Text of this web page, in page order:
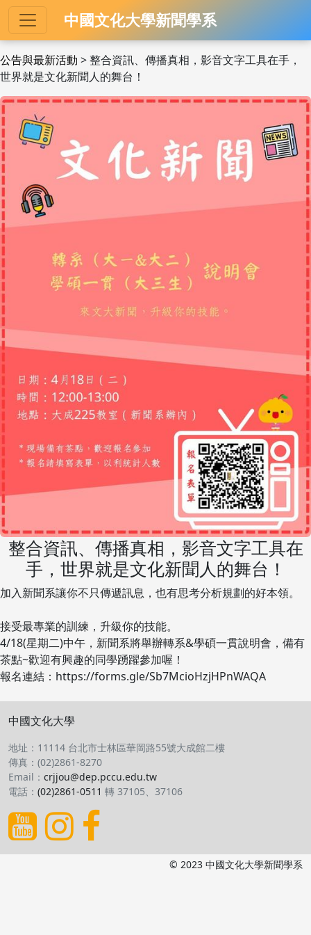
中國文化大學新聞學系
公告與最新活動 > 整合資訊、傳播真相，影音文字工具在手，
世界就是文化新聞人的舞台！
整合資訊、傳播真相，影音文字工具在
手，世界就是文化新聞人的舞台！
加入新聞系讓你不只傳遞訊息，也有思考分析規劃的好本領。
接受最專業的訓練，升級你的技能。
4/18(星期二)中午，新聞系將舉辦轉系&學碩一貫說明會，備有
茶點~歡迎有興趣的同學踴躍參加喔！
報名連結：https://forms.gle/Sb7McioHzjHPnWAQA
中國文化大學
地址：11114 台北市士林區華岡路55號大成館二樓
傳真：(02)2861-8270
Email： crjjou@dep.pccu.edu.tw
電話： (02)2861-0511 轉 37105、37106
© 2023 中國文化大學新聞學系